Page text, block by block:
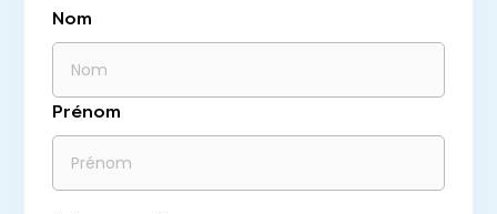
Nom
Prénom